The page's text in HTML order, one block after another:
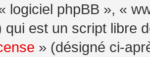
logiciel phpBB », «
qui est un script libre
» (désigné ci-